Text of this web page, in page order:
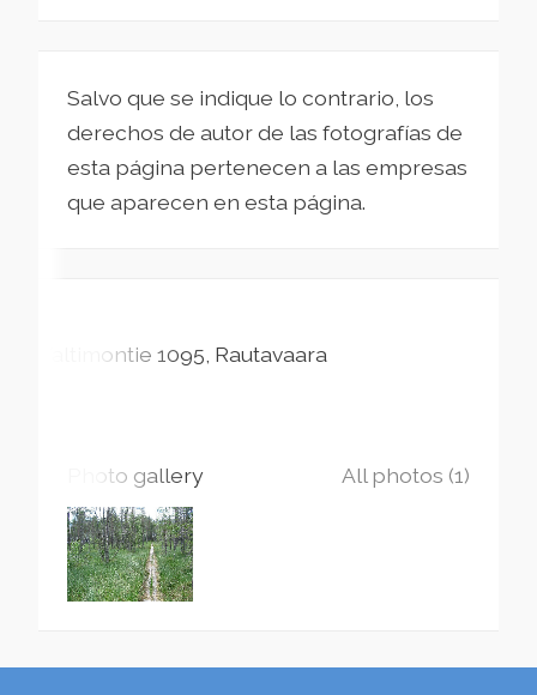
Salvo que se indique lo contrario, los
derechos de autor de las fotografías de
esta página pertenecen a las empresas
que aparecen en esta página.
Valtimontie 1095 Rautavaara
Photo gallery All photos (1)